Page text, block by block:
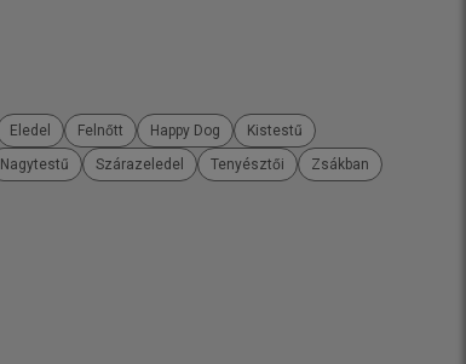
Eledel Felnőtt Happy Dog
Kistestű
Nagytestű Szárazeledel Tenyésztői Zsákban